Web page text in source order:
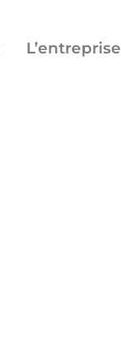
L’entreprise